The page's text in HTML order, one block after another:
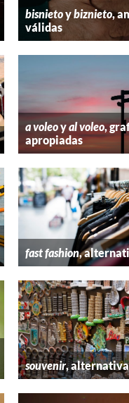
bisnietoybiznieto,
válidas
a voleoyal voleo,
apropiadas
fast fashion,
souvenir,